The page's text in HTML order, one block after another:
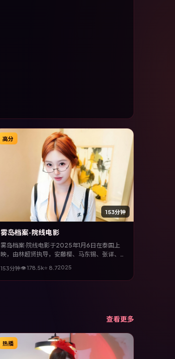
153分钟
高分
雾岛档案·院线电影
雾岛档案·院线电影于2025年1月6日在泰国上
映，由林超贤执导，安藤樱、马东锡、张译、宋
实事件与社会议题，兼具娱乐性与思考空间。
153分钟👁178.5k⭐ 8.72025
查看更多
热播